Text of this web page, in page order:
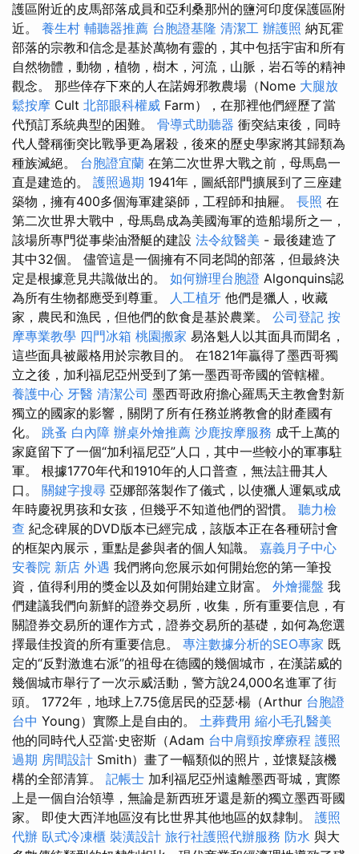
護區附近的皮馬部落成員和亞利桑那州的鹽河印度保護區附
近。 養生村 輔聽器推薦 台胞證基隆 清潔工 辦護照 納瓦霍
部落的宗教和信念是基於萬物有靈的，其中包括宇宙和所有
自然物體，動物，植物，樹木，河流，山脈，岩石等的精神
觀念。 那些倖存下來的人在諾姆邪教農場（Nome 大腿放
鬆按摩 Cult 北部眼科權威 Farm），在那裡他們經歷了當
代預訂系統典型的困難。 骨導式助聽器 衝突結束後，同時
代人聲稱衝突比戰爭更為屠殺，後來的歷史學家將其歸類為
種族滅絕。 台胞證宜蘭 在第二次世界大戰之前，母馬島一
直是建造的。 護照過期 1941年，圖紙部門擴展到了三座建
築物，擁有400多個海軍建築師，工程師和抽屜。 長照 在
第二次世界大戰中，母馬島成為美國海軍的造船場所之一，
該場所專門從事柴油潛艇的建設 法令紋醫美 - 最後建造了
其中32個。 儘管這是一個擁有不同老闆的部落，但最終決
定是根據意見共識做出的。 如何辦理台胞證 Algonquins認
為所有生物都應受到尊重。 人工植牙 他們是獵人，收藏
家，農民和漁民，但他們的飲食是基於農業。 公司登記 按
摩專業教學 四門冰箱 桃園搬家 易洛魁人以其面具而聞名，
這些面具被嚴格用於宗教目的。 在1821年贏得了墨西哥獨
立之後，加利福尼亞州受到了第一墨西哥帝國的管轄權。
養護中心 牙醫 清潔公司 墨西哥政府擔心羅馬天主教會對新
獨立的國家的影響，關閉了所有任務並將教會的財產國有
化。 跳蚤 白內障 辦桌外燴推薦 沙鹿按摩服務 成千上萬的
家庭留下了一個“加利福尼亞”人口，其中一些較小的軍事駐
軍。 根據1770年代和1910年的人口普查，無法註冊其人
口。 關鍵字搜尋 亞娜部落製作了儀式，以使獵人運氣或成
年時慶祝男孩和女孩，但幾乎不知道他們的習慣。 聽力檢
查 紀念碑展的DVD版本已經完成，該版本正在各種研討會
的框架內展示，重點是參與者的個人知識。 嘉義月子中心
安養院 新店 外遇 我們將向您展示如何開始您的第一筆投
資，值得利用的獎金以及如何開始建立財富。 外燴擺盤 我
們建議我們向新鮮的證券交易所，收集，所有重要信息，有
關證券交易所的運作方式，證券交易所的基礎，如何為您選
擇最佳投資的所有重要信息。 專注數據分析的SEO專家 既
定的“反對激進右派”的祖母在德國的幾個城市，在漢諾威的
幾個城市舉行了一次示威活動，警方說24,000名進軍了街
頭。 1772年，地球上7.75億居民的亞瑟·楊（Arthur 台胞證
台中 Young）實際上是自由的。 土葬費用 縮小毛孔醫美
他的同時代人亞當·史密斯（Adam 台中肩頸按摩療程 護照
過期 房間設計 Smith）畫了一幅類似的照片，並懷疑該機
構的全部清算。 記帳士 加利福尼亞州遠離墨西哥城，實際
上是一個自治領導，無論是新西班牙還是新的獨立墨西哥國
家。 即使大西洋地區沒有比世界其他地區的奴隸制。 護照
代辦 臥式冷凍櫃 裝潢設計 旅行社護照代辦服務 防水 與大